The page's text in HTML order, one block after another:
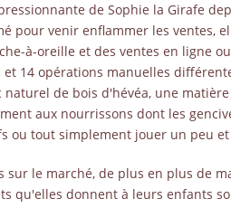
de Sophie la Girafe
pour venir enflammer les ventes,
à-oreille et des ventes en ligne
14 opérations manuelles
de bois d'hévéa, une
aux nourrissons dont les
ou tout simplement jouer un peu
sur le marché, de plus en plus de
qu'elles donnent à leurs enfants